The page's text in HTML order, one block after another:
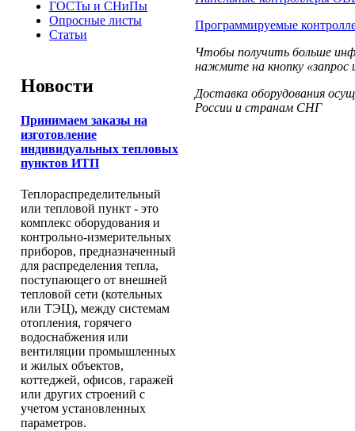
ГОСТы и СНиПы
Опросные листы
Статьи
Новости
Принимаем заказы на
изготовление
индивидуальных тепловых
пунктов ИТП
Теплораспределительный
или тепловой пункт - это
комплекс оборудования и
контрольно-измерительных
приборов, предназначенный
для распределения тепла,
поступающего от внешней
тепловой сети (котельных
или ТЭЦ), между системам
отопления, горячего
водоснабжения или
вентиляции промышленных
и жилых объектов,
коттеджей, офисов, гаражей
или других строений с
учетом установленных
параметров.
Программируемые
Чтобы получить больше
нажмите на кнопку «запрос
Доставка оборудования
России и странам СНГ